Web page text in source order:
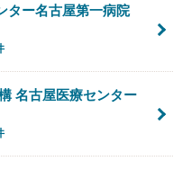
ター名古屋第一病院
名古屋医療センター